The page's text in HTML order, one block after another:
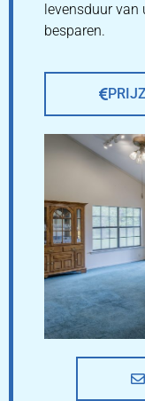
levensduur van
besparen.